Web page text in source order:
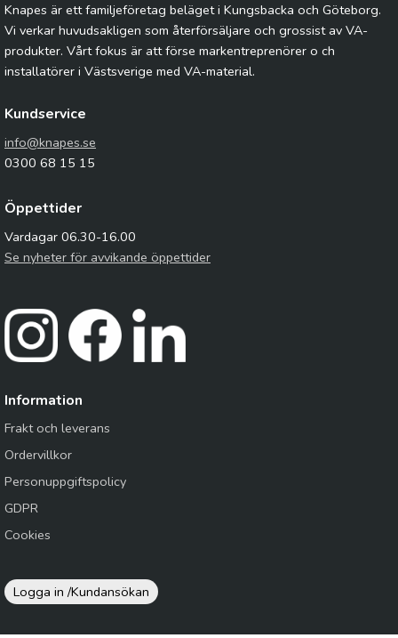
Knapes är ett familjeföretag beläget i Kungsbacka och Göteborg.
Vi verkar huvudsakligen som återförsäljare och grossist av VA-
produkter. Vårt fokus är att förse markentreprenörer o ch
installatörer i Västsverige med VA-material.
Kundservice
info@knapes.se
0300 68 15 15
Öppettider
Vardagar 06.30-16.00
Se nyheter för avvikande öppettider
Information
Frakt och leverans
Ordervillkor
Personuppgiftspolicy
GDPR
Cookies
Logga in /Kundansökan